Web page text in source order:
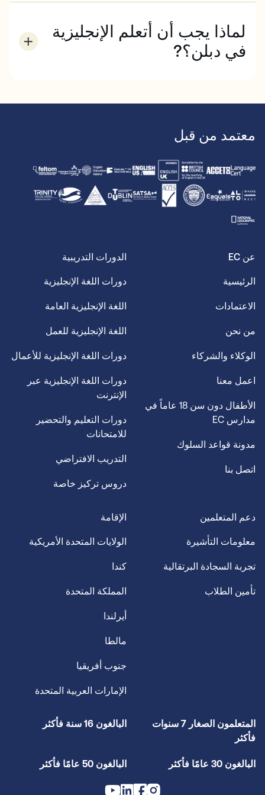
دبلن. اتصل بنا لمعرفة المزيد.
لماذا يجب أن أتعلم الإنجليزية
في دبلن؟?
ومساعدتك في ممارسة لغتك الإنجليزية. كما أنها غارقة في
الطبيعية الخضراء المورقة: دبلن لديها كل شيء.
معتمد من قبل
عن EC
الرئيسية
الاعتمادات
من نحن
الوكلاء والشركاء
اعمل معنا
الأطفال دون سن 18 عاماً في
مدارس EC
مدونة قواعد السلوك
اتصل بنا
الدورات التدريبية
دورات اللغة الإنجليزية
اللغة الإنجليزية العامة
اللغة الإنجليزية للعمل
دورات اللغة الإنجليزية للأعمال
دورات اللغة الإنجليزية عبر
الإنترنت
دورات التعليم والتحضير
للامتحانات
التدريب الافتراضي
دروس تركيز خاصة
دعم المتعلمين
معلومات التأشيرة
تجربة السجادة البرتقالية
تأمين الطلاب
الإقامة
الولايات المتحدة الأمريكية
كندا
المملكة المتحدة
أيرلندا
مالطا
جنوب أفريقيا
الإمارات العربية المتحدة
المتعلمون الصغار 7 سنوات
فأكثر
البالغون 16 سنة فأكثر
البالغون 30 عامًا فأكثر البالغون 50 عامًا فأكثر